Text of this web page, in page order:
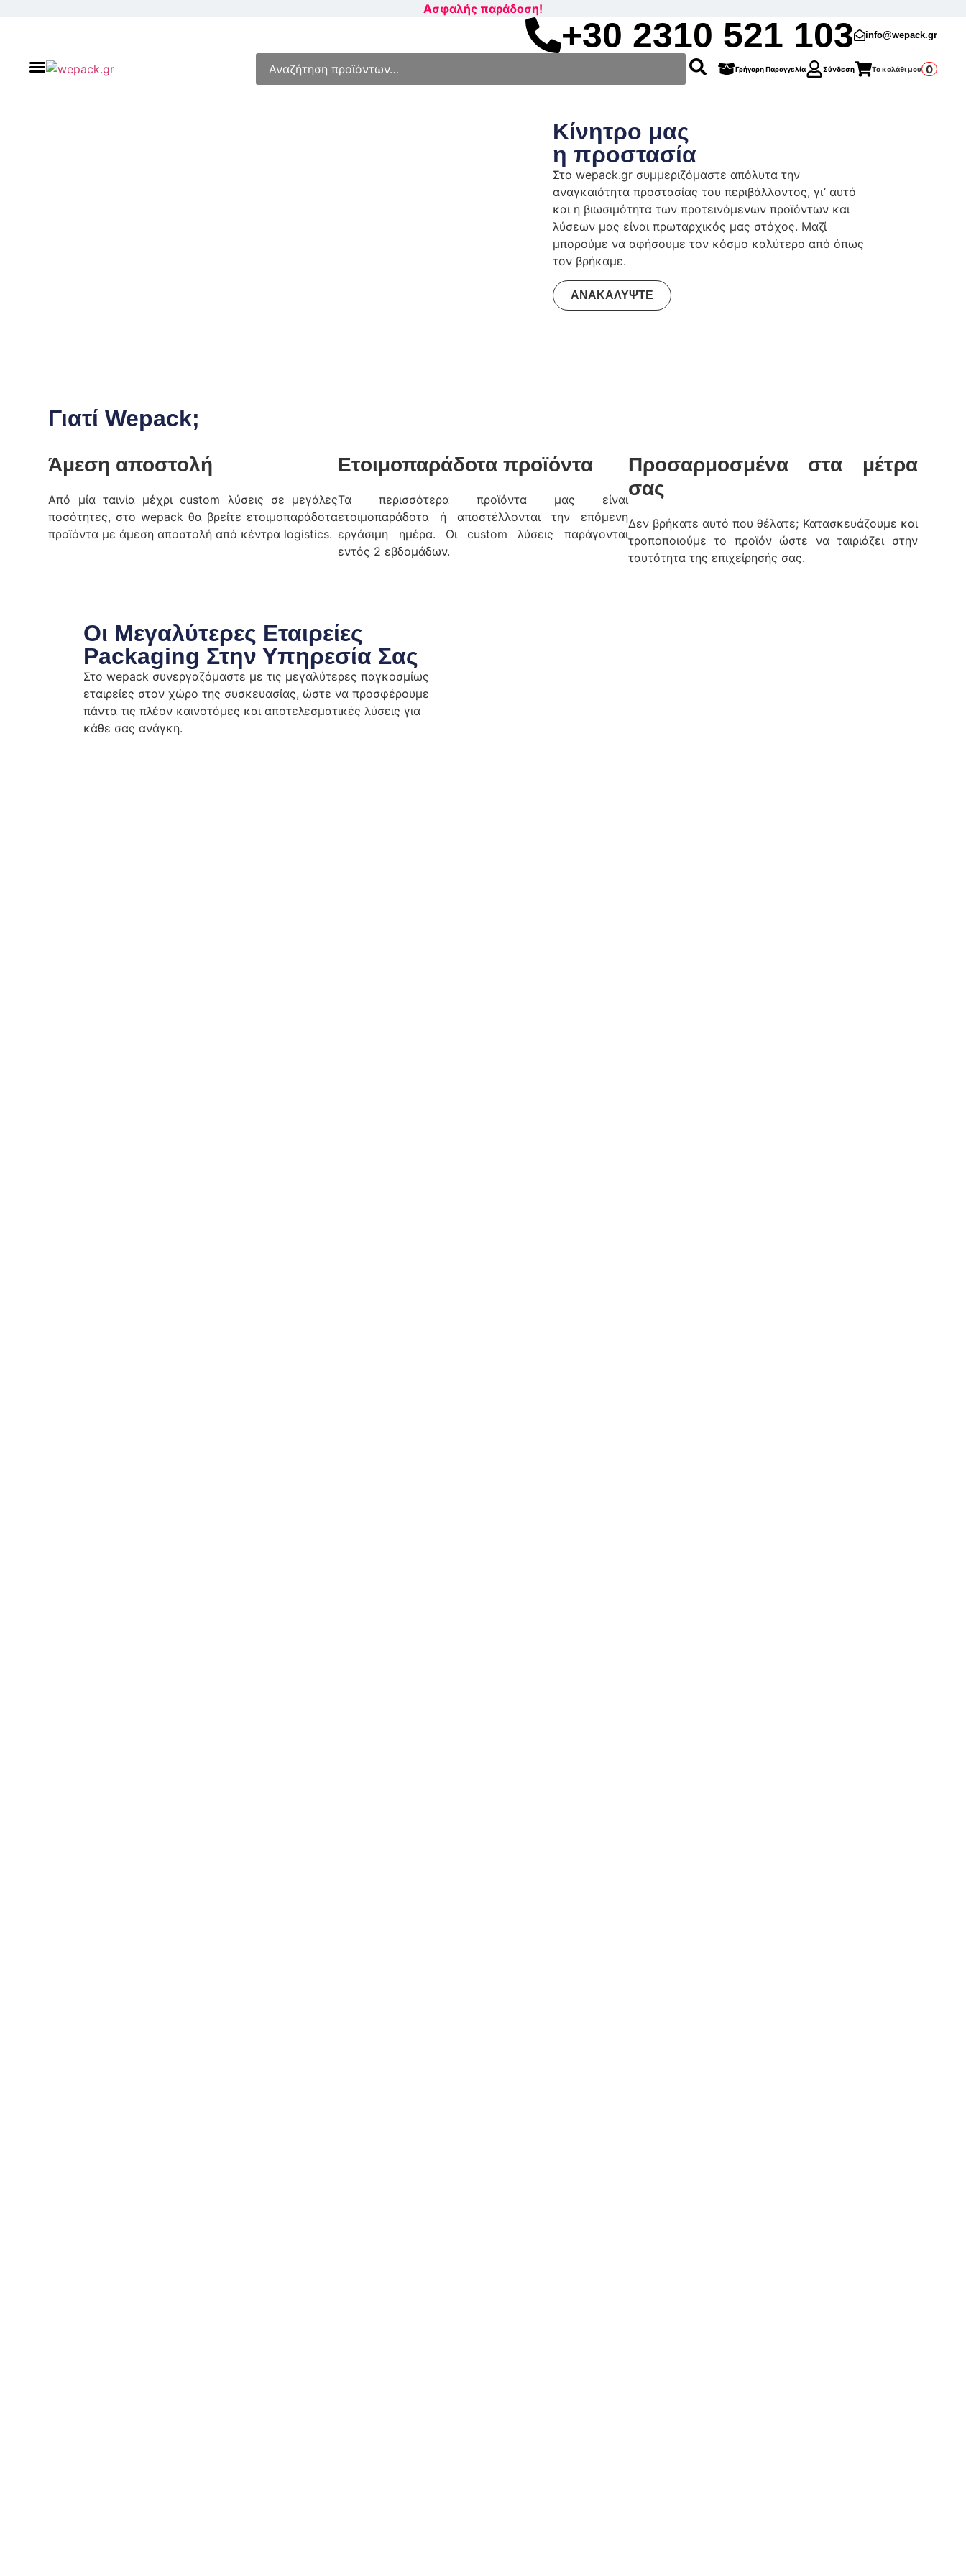
+30 2310 521 103 info@wepack.gr
Γρήγορη Παραγγελία Σύνδεση Το καλάθι μου 0
Κίνητρο μας
η προστασία
Στο wepack.gr συμμεριζόμαστε απόλυτα την
αναγκαιότητα προστασίας του περιβάλλοντος, γι’ αυτό
και η βιωσιμότητα των προτεινόμενων προϊόντων και
λύσεων μας είναι πρωταρχικός μας στόχος. Μαζί
μπορούμε να αφήσουμε τον κόσμο καλύτερο από όπως
τον βρήκαμε.
ΑΝΑΚΑΛΥΨΤΕ
Γιατί Wepack;
Άμεση αποστολή
Από μία ταινία μέχρι custom λύσεις σε μεγάλες
ποσότητες, στο wepack θα βρείτε ετοιμοπαράδοτα
προϊόντα με άμεση αποστολή από κέντρα logistics.
Ετοιμοπαράδοτα προϊόντα
Τα περισσότερα προϊόντα μας είναι
ετοιμοπαράδοτα ή αποστέλλονται την επόμενη
εργάσιμη ημέρα. Οι custom λύσεις παράγονται
εντός 2 εβδομάδων.
Προσαρμοσμένα στα μέτρα
σας
Δεν βρήκατε αυτό που θέλατε; Κατασκευάζουμε και
τροποποιούμε το προϊόν ώστε να ταιριάζει στην
ταυτότητα της επιχείρησής σας.
Οι Μεγαλύτερες Εταιρείες
Packaging Στην Υπηρεσία Σας
Στο wepack συνεργαζόμαστε με τις μεγαλύτερες παγκοσμίως
εταιρείες στον χώρο της συσκευασίας, ώστε να προσφέρουμε
πάντα τις πλέον καινοτόμες και αποτελεσματικές λύσεις για
κάθε σας ανάγκη.